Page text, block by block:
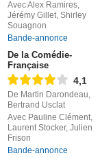
Avec Alex Ramires,
Jérémy Gillet, Shirley
Souagnon
Bande-annonce
De la Comédie-
Française
4,1
De Martin Darondeau,
Bertrand Usclat
Avec Pauline Clément,
Laurent Stocker, Julien
Frison
Bande-annonce